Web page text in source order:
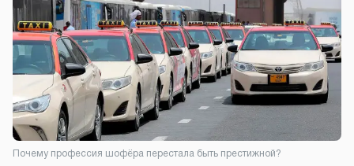
Почему профессия шофёра перестала быть престижной?